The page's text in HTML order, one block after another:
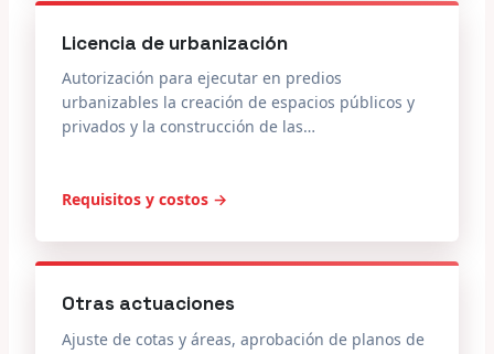
Licencia de urbanización
Autorización para ejecutar en predios
urbanizables la creación de espacios públicos y
privados y la construcción de las…
Requisitos y costos →
Otras actuaciones
Ajuste de cotas y áreas, aprobación de planos de